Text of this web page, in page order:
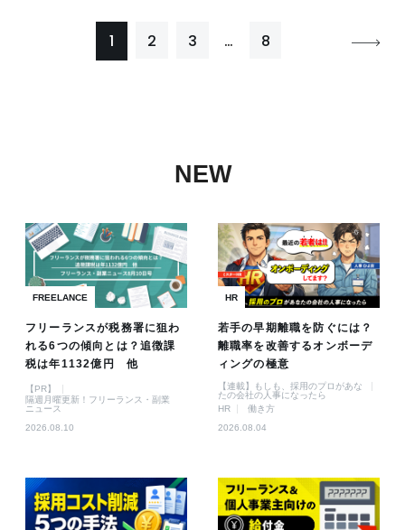
1 2 3 … 8
NEW
FREELANCE
フリーランスが税務署に狙わ
れる6つの傾向とは？追徴課
税は年1132億円 他
【PR】
隔週月曜更新！フリーランス・副業
ニュース
2026.08.10
HR
若手の早期離職を防ぐには？
離職率を改善するオンボーデ
ィングの極意
【連載】もしも、採用のプロがあな
たの会社の人事になったら
HR
働き方
2026.08.04